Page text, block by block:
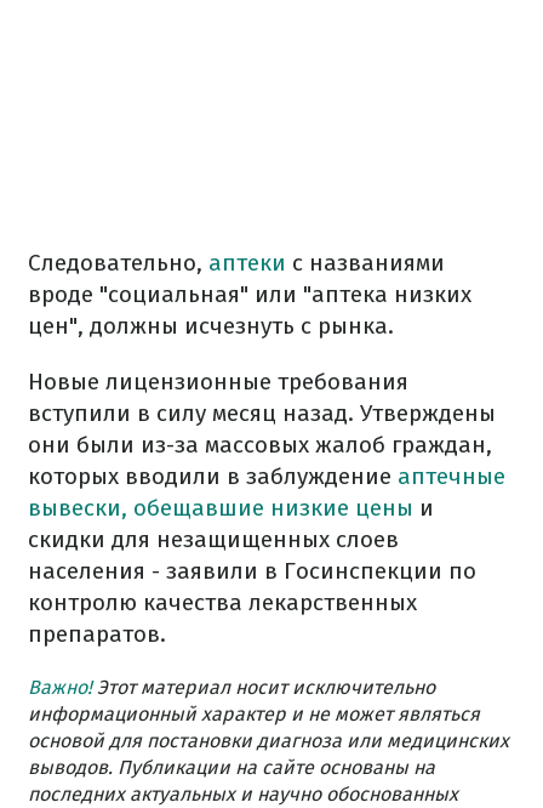
Следовательно, аптеки с названиями
вроде "социальная" или "аптека низких
цен", должны исчезнуть с рынка.
Новые лицензионные требования
вступили в силу месяц назад. Утверждены
они были из-за массовых жалоб граждан,
которых вводили в заблуждение аптечные
вывески, обещавшие низкие цены и
скидки для незащищенных слоев
населения - заявили в Госинспекции по
контролю качества лекарственных
препаратов.
Важно!Этот материал носит исключительно
информационный характер и не может являться
основой для постановки диагноза или медицинских
выводов. Публикации на сайте основаны на
последних актуальных и научно обоснованных